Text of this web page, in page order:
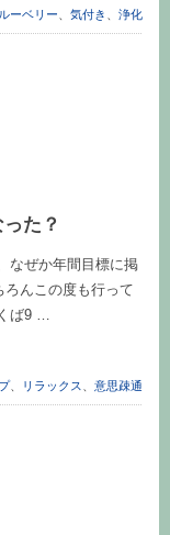
ーベリー 気付き 浄化
た？
なぜか年間目標に掲
んこの度も行って
ば9 …
、 リラックス、 意思疎通